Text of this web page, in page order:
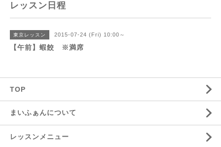
レッスン日程
東京レッスン 2015-07-24 (Fri) 10:00～
【午前】蝦餃 ※満席
TOP
まいふぁんについて
レッスンメニュー